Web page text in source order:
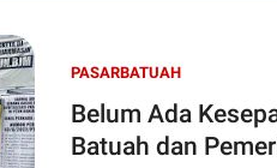
PASARBATUAH
Belum Ada
Batuah dan